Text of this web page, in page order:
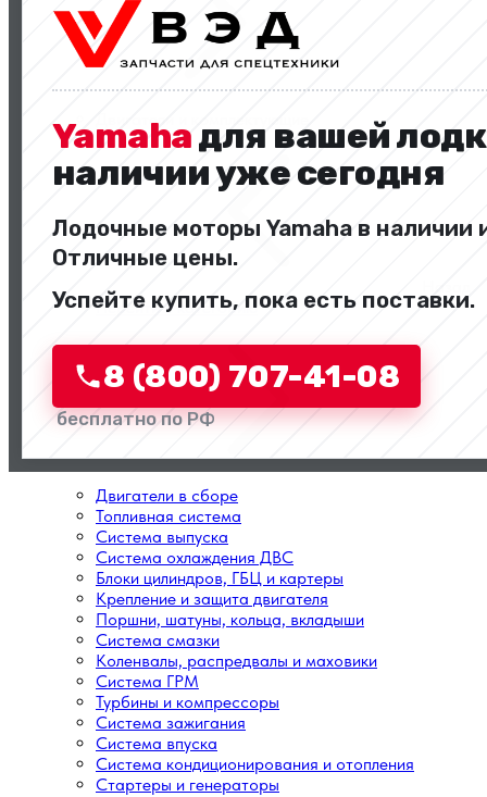
Yamahaдля вашей
наличии уже сегодня
Лодочные моторы Yamaha в наличии
Отличные цены.
Успейте купить, пока есть поставки.
8 (800) 707-41-08
бесплатно по РФ
Двигатели и комплектующие
Перейти в категорию
Двигатели в сборе
Топливная система
Система выпуска
Система охлаждения ДВС
Блоки цилиндров, ГБЦ и картеры
Крепление и защита двигателя
Поршни, шатуны, кольца, вкладыши
Система смазки
Коленвалы, распредвалы и маховики
Система ГРМ
Турбины и компрессоры
Система зажигания
Система впуска
Система кондиционирования и отопления
Стартеры и генераторы